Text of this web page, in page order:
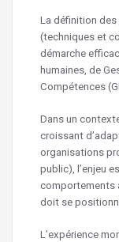
La définition
(techniques et
démarche
humaines, de
Compétences
Dans un
croissant
organisations
public), l’enjeu
comportements
doit se
L’expérience